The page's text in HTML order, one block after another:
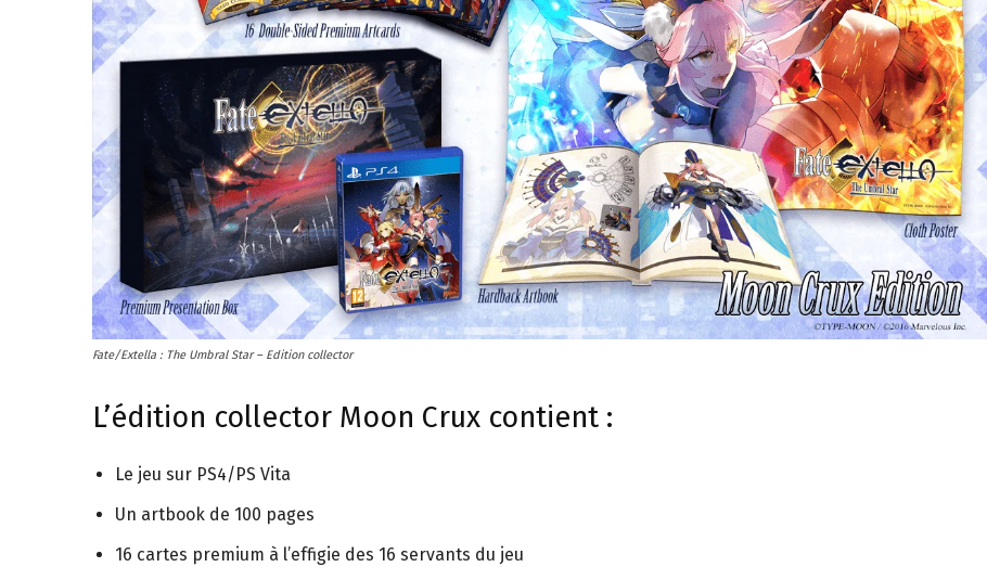
tv,
figurines,
statuettes
Fate/Extella : The Umbral Star – Edition collector
L’édition collector Moon Crux contient :
Le jeu sur PS4/PS Vita
Un artbook de 100 pages
16 cartes premium à l’effigie des 16 servants du jeu